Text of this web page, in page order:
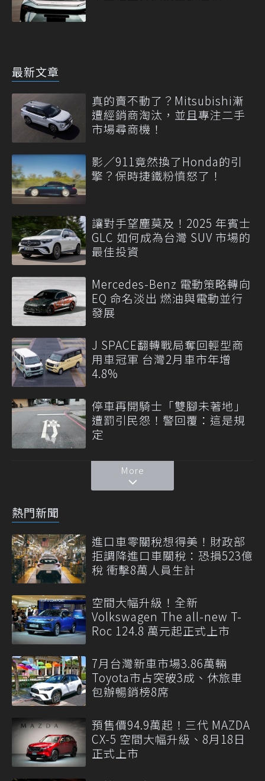
最新文章
真的賣不動了？Mitsubishi漸
遭經銷商淘汰，並且專注二手
市場尋商機！
影／911竟然換了Honda的引
擎？保時捷鐵粉憤怒了！
讓對手望塵莫及！2025 年賓士
GLC 如何成為台灣 SUV 市場的
最佳投資
Mercedes-Benz 電動策略轉向
EQ 命名淡出 燃油與電動並行
發展
J SPACE翻轉戰局奪回輕型商
用車冠軍 台灣2月車市年增
4.8%
停車再開騎士「雙腳未著地」
遭罰引民怨！警回覆：這是規
定
More
熱門新聞
進口車零關稅想得美！財政部
拒調降進口車關稅：恐損523億
稅 衝擊8萬人員生計
空間大幅升級！全新
Volkswagen The all-new T-
Roc 124.8 萬元起正式上市
7月台灣新車市場3.86萬輛
Toyota市占突破3成、休旅車
包辦暢銷榜8席
預售價94.9萬起！三代 MAZDA
CX-5 空間大幅升級、8月18日
正式上市